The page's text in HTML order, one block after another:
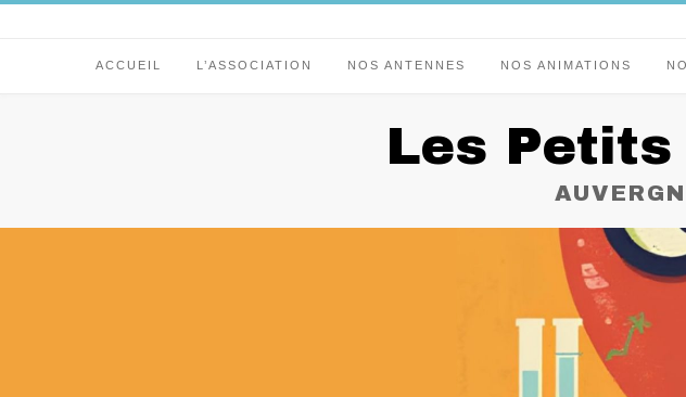
ACCUEIL L’ASSOCIATION NOS ANTENNES NOS ANIMATIONS
Les